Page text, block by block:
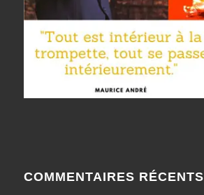
COMMENTAIRES RÉCENTS